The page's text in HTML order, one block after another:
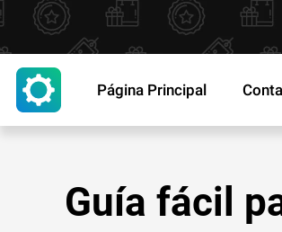
Página Principal
Guía fácil